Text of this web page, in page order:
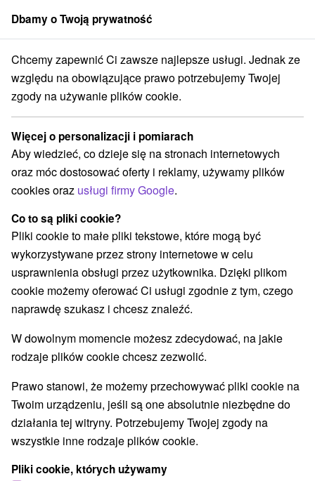
członek grupySorger
Východné Slovensko Prešovský kraj Tatranské Matliare
Pobyty z rabatem Tatranské
Matliare
Kategorie
Wszystkie kategorie
Pobyty z rabatem
Wyjazdy weekendowe
Wakacje rodzinne(2)
Wybierz lokalizację lub datę
Najlepiej sprzedające
Wsie i miasta
dla dwojga
Dbamy o Twoją prywatność
Chcemy zapewnić Ci zawsze najlepsze usługi. Jednak ze
względu na obowiązujące prawo potrzebujemy Twojej
zgody na używanie plików cookie.
Więcej o personalizacji i pomiarach
Aby wiedzieć, co dzieje się na stronach internetowych
oraz móc dostosować oferty i reklamy, używamy plików
cookies oraz usługi firmy Google.
Co to są pliki cookie?
Pliki cookie to małe pliki tekstowe, które mogą być
wykorzystywane przez strony internetowe w celu
usprawnienia obsługi przez użytkownika. Dzięki plikom
cookie możemy oferować Ci usługi zgodnie z tym, czego
naprawdę szukasz i chcesz znaleźć.
W dowolnym momencie możesz zdecydować, na jakie
rodzaje plików cookie chcesz zezwolić.
Prawo stanowi, że możemy przechowywać pliki cookie na
Twoim urządzeniu, jeśli są one absolutnie niezbędne do
działania tej witryny. Potrzebujemy Twojej zgody na
wszystkie inne rodzaje plików cookie.
Pliki cookie, których używamy